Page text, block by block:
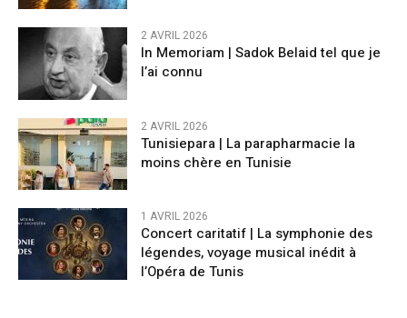
2 AVRIL 2026
In Memoriam | Sadok Belaid tel que je
l’ai connu
2 AVRIL 2026
Tunisiepara | La parapharmacie la
moins chère en Tunisie
1 AVRIL 2026
Concert caritatif | La symphonie des
légendes, voyage musical inédit à
l’Opéra de Tunis